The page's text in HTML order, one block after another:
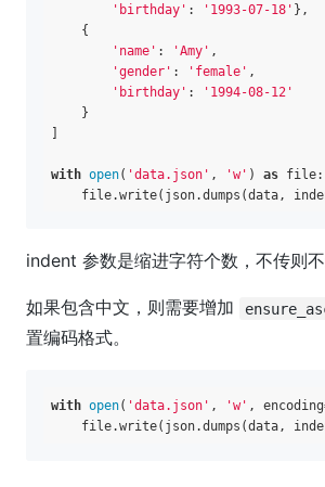
'birthday' : '1993-07-18' },
{
'name' : 'Amy' ,
'gender' : 'female' ,
'birthday' :
'1994-08-12'
}
]
with open( 'data.json' , 'w' ) as file:
file.write(json.dumps(data,
indent 参数是缩进字符个数，不传则不
如果包含中文，则需要增加
置编码格式。
with open( 'data.json' , 'w' ,
file.write(json.dumps(data,